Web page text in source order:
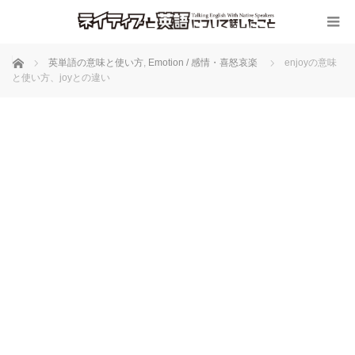
ホーム 英単語の意味と使い方, Emotion / 感情・喜怒哀楽
enjoyの意味
と使い方、joyとの違い